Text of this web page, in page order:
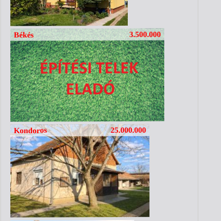
Békés 3.500.000
Kondoros 25.000.000